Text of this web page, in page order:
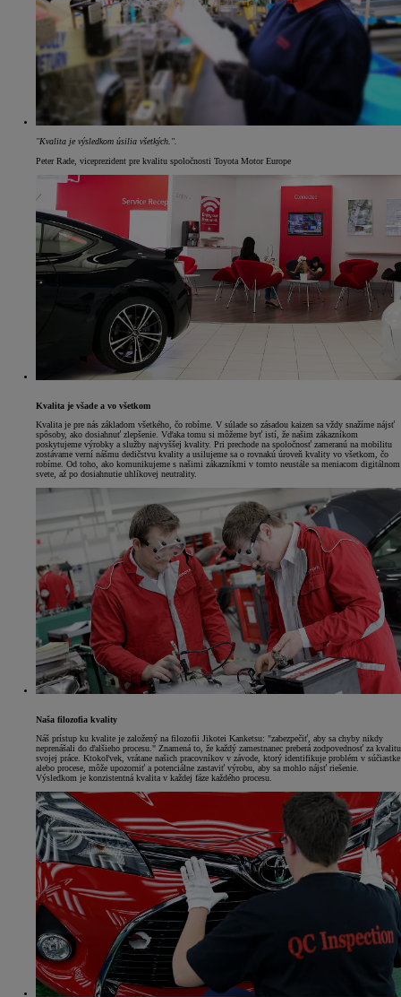
"Kvalita je výsledkom úsilia všetkých.".
Peter Rade, viceprezident pre kvalitu spoločnosti Toyota Motor Europe
Kvalita je všade a vo všetkom
Kvalita je pre nás základom všetkého, čo robíme. V súlade so zásadou kaizen sa vždy snažíme nájsť
spôsoby, ako dosiahnuť zlepšenie. Vďaka tomu si môžeme byť istí, že našim zákazníkom
poskytujeme výrobky a služby najvyššej kvality. Pri prechode na spoločnosť zameranú na mobilitu
zostávame verní nášmu dedičstvu kvality a usilujeme sa o rovnakú úroveň kvality vo všetkom, čo
robíme. Od toho, ako komunikujeme s našimi zákazníkmi v tomto neustále sa meniacom digitálnom
svete, až po dosiahnutie uhlíkovej neutrality.
Naša filozofia kvality
Náš prístup ku kvalite je založený na filozofii Jikotei Kanketsu: "zabezpečiť, aby sa chyby nikdy
neprenášali do ďalšieho procesu." Znamená to, že každý zamestnanec preberá zodpovednosť za kvalitu
svojej práce. Ktokoľvek, vrátane našich pracovníkov v závode, ktorý identifikuje problém v súčiastke
alebo procese, môže upozorniť a potenciálne zastaviť výrobu, aby sa mohlo nájsť riešenie.
Výsledkom je konzistentná kvalita v každej fáze každého procesu.